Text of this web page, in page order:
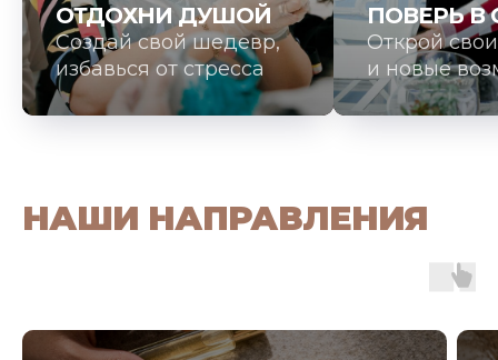
ОТДОХНИ ДУШОЙ
Создай свой шедевр,
избавься от стресса
ПОВЕРЬ В
Открой
и новые
НАШИ НАПРАВЛЕНИЯ